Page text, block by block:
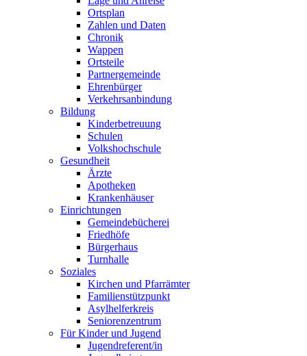
Ortsplan
Zahlen und Daten
Chronik
Wappen
Ortsteile
Partnergemeinde
Ehrenbürger
Verkehrsanbindung
Bildung
Kinderbetreuung
Schulen
Volkshochschule
Gesundheit
Ärzte
Apotheken
Krankenhäuser
Einrichtungen
Gemeindebücherei
Friedhöfe
Bürgerhaus
Turnhalle
Soziales
Kirchen und Pfarrämter
Familienstützpunkt
Asylhelferkreis
Seniorenzentrum
Für Kinder und Jugend
Jugendreferent/in